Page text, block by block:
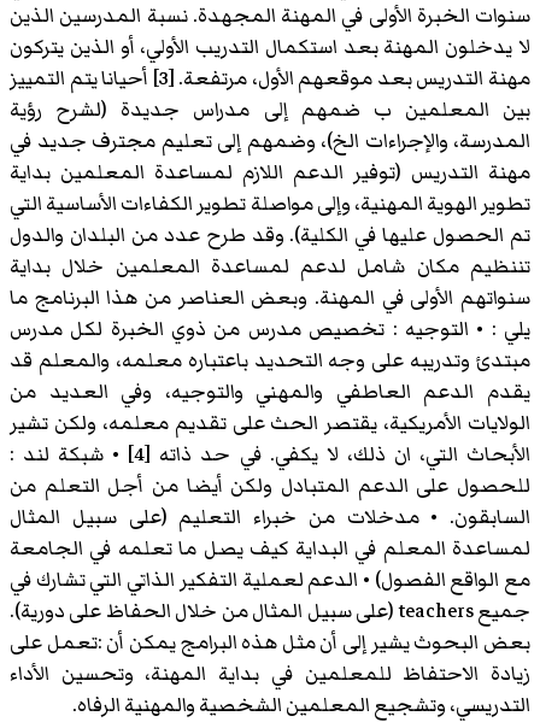
سنوات الخبرة الأولى في المهنة المجهدة. نسبة المدرسين الذين
لا يدخلون المهنة بعد استكمال التدريب الأولي، أو الذين يتركون
مهنة التدريس بعد موقعهم الأول، مرتفعة. [3] أحيانا يتم التمييز
بين المعلمين ب ضمهم إلى مدراس جديدة (لشرح رؤية
المدرسة، والإجراءات الخ)، وضمهم إلى تعليم مجترف جديد في
مهنة التدريس (توفير الدعم اللازم لمساعدة المعلمين بداية
تطوير الهوية المهنية، وإلى مواصلة تطوير الكفاءات الأساسية التي
تم الحصول عليها في الكلية). وقد طرح عدد من البلدان والدول
تننظيم مكان شامل لدعم لمساعدة المعلمين خلال بداية
سنواتهم الأولى في المهنة. وبعض العناصر من هذا البرنامج ما
يلي : • التوجيه : تخصيص مدرس من ذوي الخبرة لكل مدرس
مبتدئ وتدريبه على وجه التحديد باعتباره معلمه، والمعلم قد
يقدم الدعم العاطفي والمهني والتوجيه، وفي العديد من
الولايات الأمريكية، يقتصر الحث على تقديم معلمه، ولكن تشير
الأبحاث التي، ان ذلك، لا يكفي. في حد ذاته [4] • شبكة لند :
للحصول على الدعم المتبادل ولكن أيضا من أجل التعلم من
السابقون. • مدخلات من خبراء التعليم (على سبيل المثال
لمساعدة المعلم في البداية كيف يصل ما تعلمه في الجامعة
مع الواقع الفصول) • الدعم لعملية التفكير الذاتي التي تشارك في
جميع teachers (على سبيل المثال من خلال الحفاظ على دورية).
بعض البحوث يشير إلى أن مثل هذه البرامج يمكن أن :تعمل على
زيادة الاحتفاظ للمعلمين في بداية المهنة، وتحسين الأداء
التدريسي، وتشجيع المعلمين الشخصية والمهنية الرفاه.